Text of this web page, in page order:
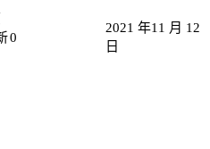
0
2021 年11 月 12
日